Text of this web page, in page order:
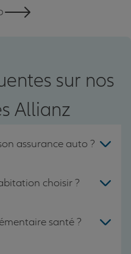
sur nos
Allianz
assurance auto ?
choisir ?
santé ?